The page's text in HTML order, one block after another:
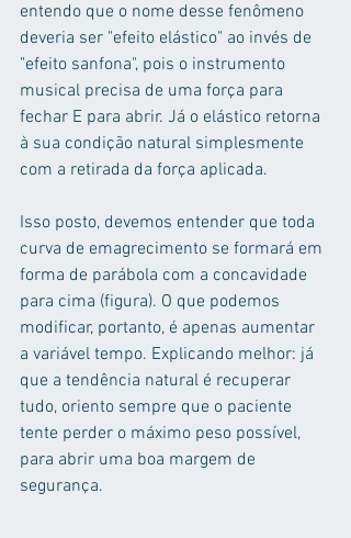
entendo que o nome desse fenômeno
deveria ser "efeito elástico" ao invés de
"efeito sanfona", pois o instrumento
musical precisa de uma força para
fechar E para abrir. Já o elástico retorna
à sua condição natural simplesmente
com a retirada da força aplicada.
Isso posto, devemos entender que toda
curva de emagrecimento se formará em
forma de parábola com a concavidade
para cima (figura). O que podemos
modificar, portanto, é apenas aumentar
a variável tempo. Explicando melhor: já
que a tendência natural é recuperar
tudo, oriento sempre que o paciente
tente perder o máximo peso possível,
para abrir uma boa margem de
segurança.